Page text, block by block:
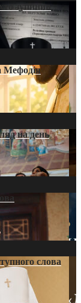
зупинив
Мефодія
на день
слова